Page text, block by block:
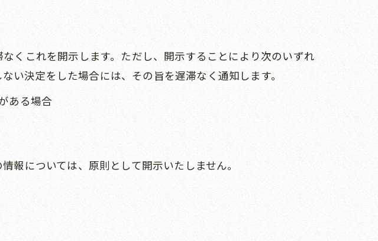
くこれを開示します。ただし、開示することにより次のいずれ
い決定をした場合には、その旨を遅滞なく通知します。
ある場合
報については、原則として開示いたしません。